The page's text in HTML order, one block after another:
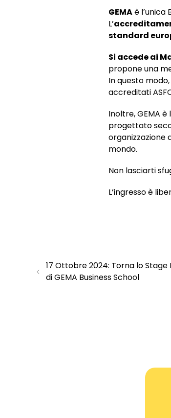
GEMAè l’unica
L’
standard
Si accede ai
propone una
In questo
accreditati
Inoltre, GEMA
progettato
organizzazione
mondo.
Non lasciarti
L’ingresso è
17 Ottobre 2024: Torna lo Stage
di GEMA Business School